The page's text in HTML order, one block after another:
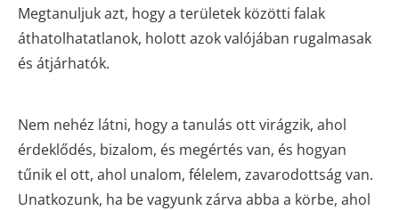
Megtanuljuk azt, hogy a területek közötti falak
áthatolhatatlanok, holott azok valójában rugalmasak
és átjárhatók.
Nem nehéz látni, hogy a tanulás ott virágzik, ahol
érdeklődés, bizalom, és megértés van, és hogyan
tűnik el ott, ahol unalom, félelem, zavarodottság van.
Unatkozunk, ha be vagyunk zárva abba a körbe, ahol